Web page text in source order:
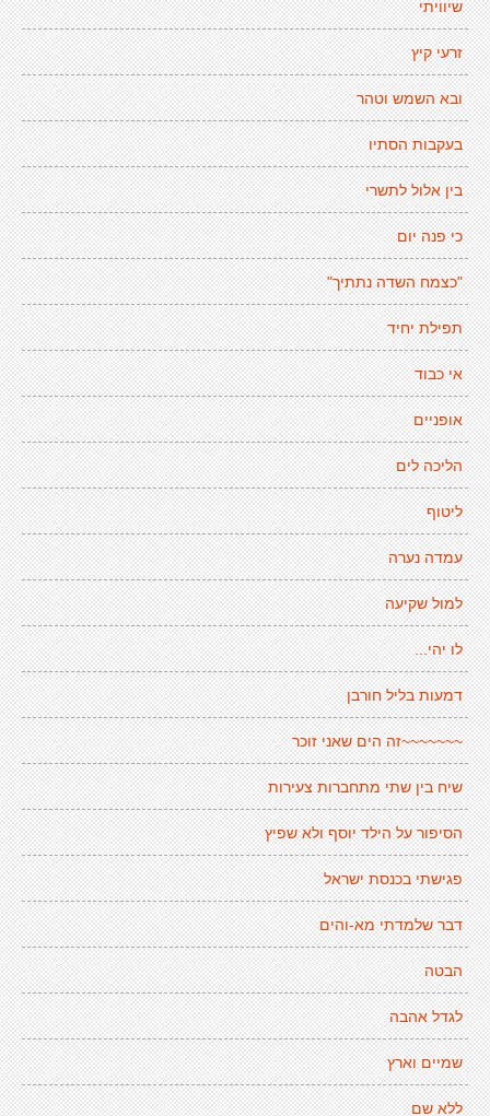
שיוויתי
זרעי קיץ
ובא השמש וטהר
בעקבות הסתיו
בין אלול לתשרי
כי פנה יום
"כצמח השדה נתתיך"
תפילת יחיד
אי כבוד
אופניים
הליכה לים
ליטוף
עמדה נערה
למול שקיעה
לו יהי...
דמעות בליל חורבן
~~~~~~~זה הים שאני זוכר
שיח בין שתי מתחברות צעירות
הסיפור על הילד יוסף ולא שפיץ
פגישתי בכנסת ישראל
דבר שלמדתי מא-והים
הבטה
לגדל אהבה
שמיים וארץ
ללא שם